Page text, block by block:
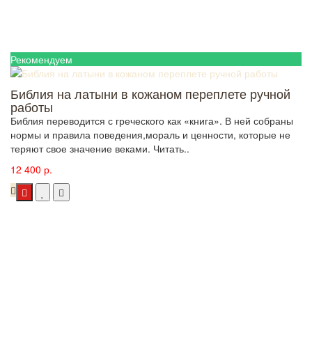
Рекомендуем
Библия на латыни в кожаном переплете ручной
работы
Библия переводится с греческого как «книга». В ней собраны
нормы и правила поведения,мораль и ценности, которые не
теряют свое значение веками. Читать..
12 400 р.